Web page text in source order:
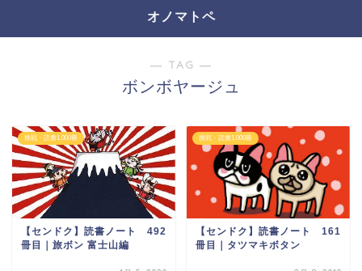
オノマトペ
― TAG ―
ボンボヤージュ
挑戦・読書1,000冊
【センドク】読書ノート 492
冊目｜旅ボン 富士山編
挑戦・読書1,000冊
【センドク】読書ノート 161
冊目｜タツマキボタン